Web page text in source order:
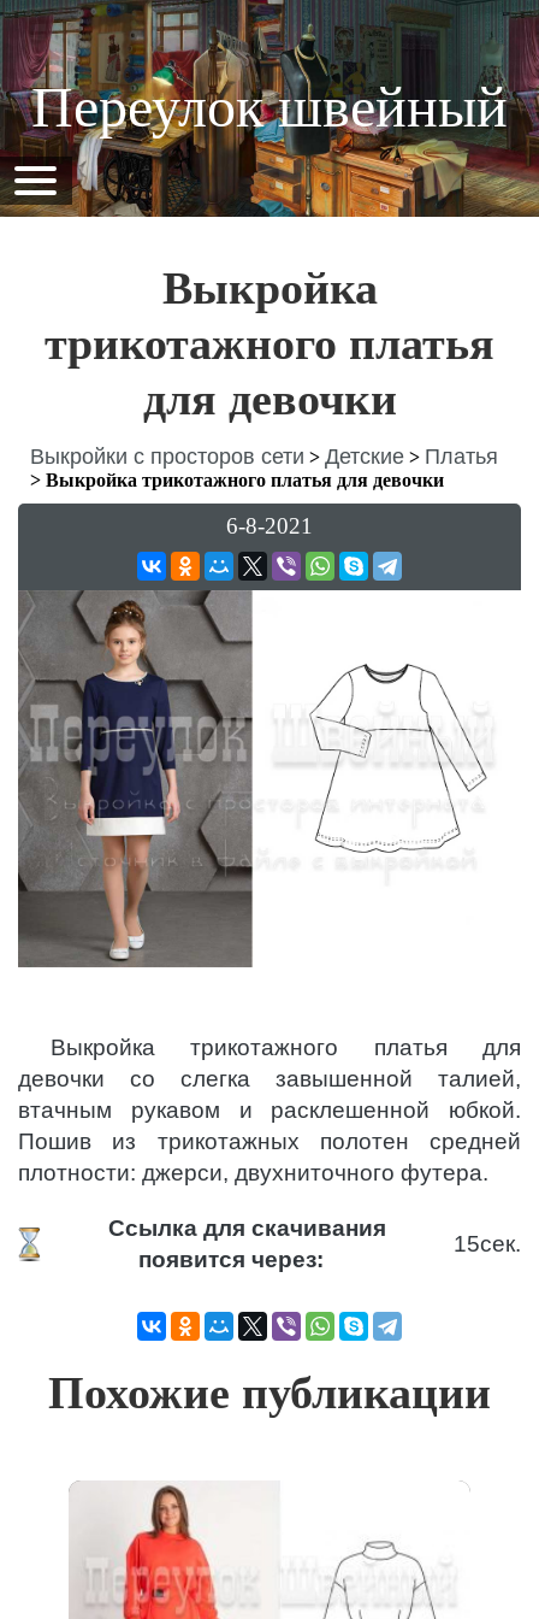
Переулок швейный
Выкройка
трикотажного платья
для девочки
Выкройки с просторов сети > Детские > Платья
> Выкройка трикотажного платья для девочки
6-8-2021
Выкройка трикотажного платья для
девочки со слегка завышенной талией,
втачным рукавом и расклешенной юбкой.
Пошив из трикотажных полотен средней
плотности: джерси, двухниточного футера.
Ссылка для скачивания
появится через:
15сек.
Похожие публикации